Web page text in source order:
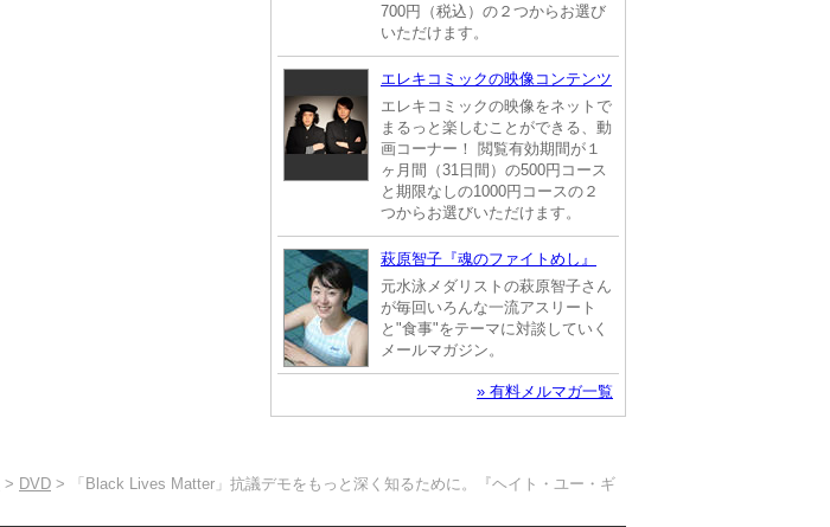
700円（税込）の２つからお選び
いただけます。
エレキコミックの映像コンテンツ
エレキコミックの映像をネットで
まるっと楽しむことができる、動
画コーナー！ 閲覧有効期間が１
ヶ月間（31日間）の500円コース
と期限なしの1000円コースの２
つからお選びいただけます。
萩原智子『魂のファイトめし』
元水泳メダリストの萩原智子さん
が毎回いろんな一流アスリート
と"食事"をテーマに対談していく
メールマガジン。
» 有料メルマガ一覧
> DVD > 「Black Lives Matter」抗議デモをもっと深く知るために。『ヘイト・ユー・ギ